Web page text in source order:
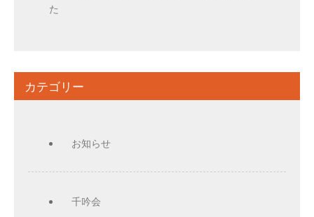
た
カテゴリー
お知らせ
千吟会